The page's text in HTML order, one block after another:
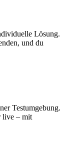
Lösung.
und du
Testumgebung.
live – mit